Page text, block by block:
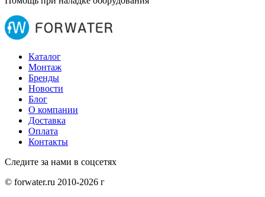
Каталог
Монтаж
Бренды
Новости
Блог
О компании
Доставка
Оплата
Контакты
Следите за нами в соцсетях
© forwater.ru 2010-2026 г